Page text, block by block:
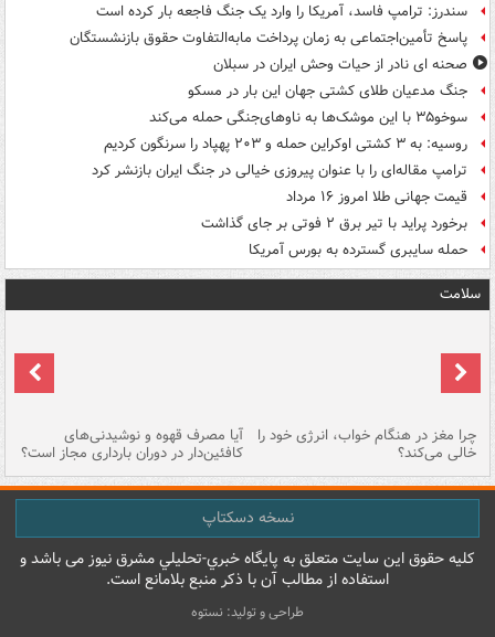
سندرز: ترامپ فاسد، آمریکا را وارد یک جنگ فاجعه بار کرده است
پاسخ تأمین‌اجتماعی به زمان پرداخت مابه‌التفاوت حقوق بازنشستگان
صحنه ای نادر از حیات وحش ایران در سبلان
جنگ مدعیان طلای کشتی جهان این بار در مسکو
سوخو۳۵ با این موشک‌ها به ناوهای‌جنگی حمله می‌کند
روسیه: به ۳ کشتی اوکراین حمله و ۲۰۳ پهپاد را سرنگون کردیم
ترامپ مقاله‌ای را با عنوان پیروزی خیالی در جنگ ایران بازنشر کرد
قیمت جهانی طلا امروز ۱۶ مرداد
برخورد پراید با تیر برق ۲ فوتی بر جای گذاشت
حمله سایبری گسترده به بورس آمریکا
سلامت
چرا مغز در هنگام خواب، انرژی خود را
خالی می‌کند؟
آیا مصرف قهوه و نوشیدنی‌های
کافئین‌دار در دوران بارداری مجاز است؟
نسخه دسکتاپ
کليه حقوق اين سايت متعلق به پایگاه خبري-تحليلي مشرق نيوز می باشد و
استفاده از مطالب آن با ذکر منبع بلامانع است.
طراحی و تولید: نستوه